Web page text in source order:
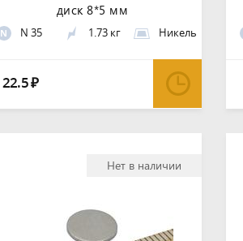
диск 8*5 мм
N N 35 1.73 кг Никель
22.5₽
Нет в наличии